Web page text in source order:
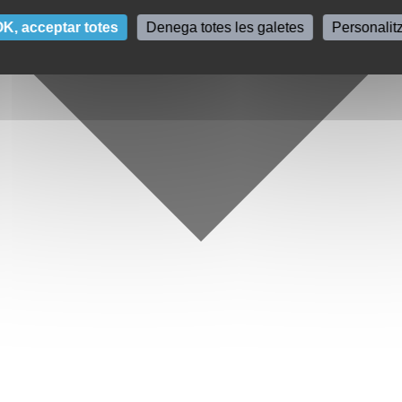
acceptar totes Denega totes les galetes